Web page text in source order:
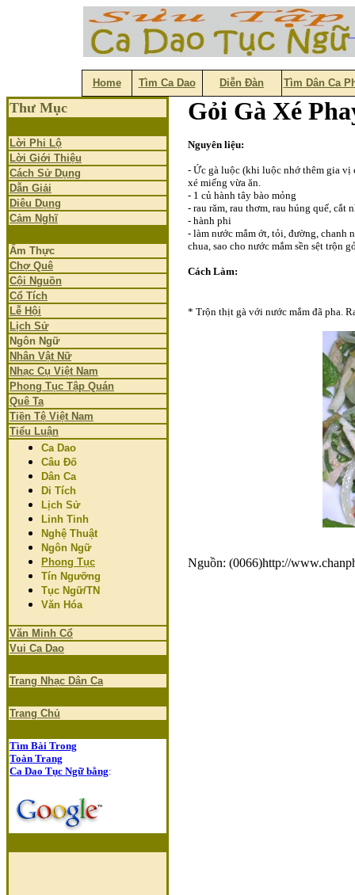
Home Tìm Ca Dao Diễn Đàn Tìm Dân Ca
Thư Mục
Lời Phi Lộ
Lời Giới Thiệu
Cách Sử Dụng
Dẫn Giải
Diêu Dụng
Cảm Nghĩ
Ẩm Thực
Chợ Quê
Cội Nguồn
Cổ Tích
Lễ Hội
Lịch Sử
Ngôn Ngữ
Nhân Vật Nữ
Nhạc Cụ Việt Nam
Phong Tục Tập Quán
Quê Ta
Tiền Tệ Việt Nam
Tiểu Luận
Ca Dao
Câu Đố
Dân Ca
Di Tích
Lịch Sử
Linh Tinh
Nghệ Thuật
Ngôn Ngữ
Phong Tục
Tín Ngưỡng
Tục Ngữ/TN
Văn Hóa
Văn Minh Cổ
Vui Ca Dao
Trang Nhạc Dân Ca
Trang Chủ
Tìm Bài Trong
Toàn Trang
Ca Dao Tục Ngữ bằng:
Gỏi Gà Xé
Nguyên liệu:
- Ức gà luộc (khi luộc nhớ thêm gia vị
xé miếng vừa ăn.
- 1 củ hành tây bào mỏng
- rau răm, rau thơm, rau húng quế, cắt
- hành phi
- làm nước mắm ớt, tỏi, đường, chanh
chua, sao cho nước mắm sền sệt trộn
Cách Làm:
* Trộn thịt gà với nước mắm đã pha.
Nguồn: (0066)http://